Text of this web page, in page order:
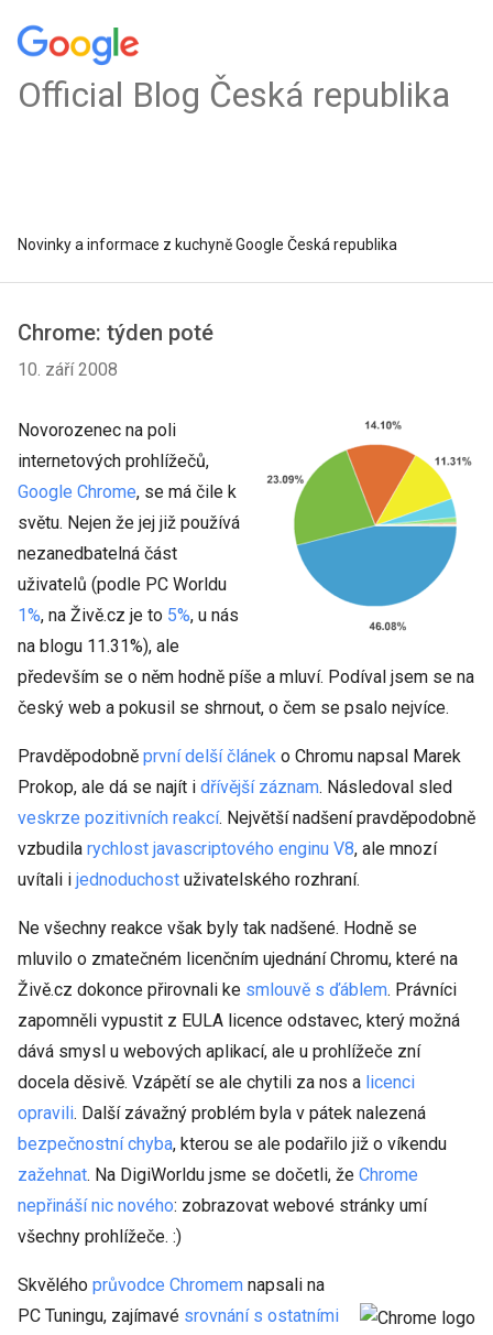
Official Blog Česká republika
Novinky a informace z kuchyně Google Česká republika
Chrome: týden poté
10. září 2008
Novorozenec na poli
internetových prohlížečů,
Google Chrome, se má čile k
světu. Nejen že jej již používá
nezanedbatelná část
uživatelů (podle PC Worldu
1%, na Živě.cz je to 5%, u nás
na blogu 11.31%), ale
především se o něm hodně píše a mluví. Podíval jsem se na
český web a pokusil se shrnout, o čem se psalo nejvíce.
Pravděpodobně první delší článek o Chromu napsal Marek
Prokop, ale dá se najít i dřívější záznam. Následoval sled
veskrze pozitivních reakcí. Největší nadšení pravděpodobně
vzbudila rychlost javascriptového enginu V8, ale mnozí
uvítali i jednoduchost uživatelského rozhraní.
Ne všechny reakce však byly tak nadšené. Hodně se
mluvilo o zmatečném licenčním ujednání Chromu, které na
Živě.cz dokonce přirovnali ke smlouvě s ďáblem. Právníci
zapomněli vypustit z EULA licence odstavec, který možná
dává smysl u webových aplikací, ale u prohlížeče zní
docela děsivě. Vzápětí se ale chytili za nos a licenci
opravili. Další závažný problém byla v pátek nalezená
bezpečnostní chyba, kterou se ale podařilo již o víkendu
zažehnat. Na DigiWorldu jsme se dočetli, že Chrome
nepřináší nic nového: zobrazovat webové stránky umí
všechny prohlížeče. :)
Skvělého průvodce Chromem napsali na
PC Tuningu, zajímavé srovnání s ostatními